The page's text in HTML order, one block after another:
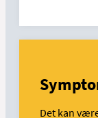
Det kan